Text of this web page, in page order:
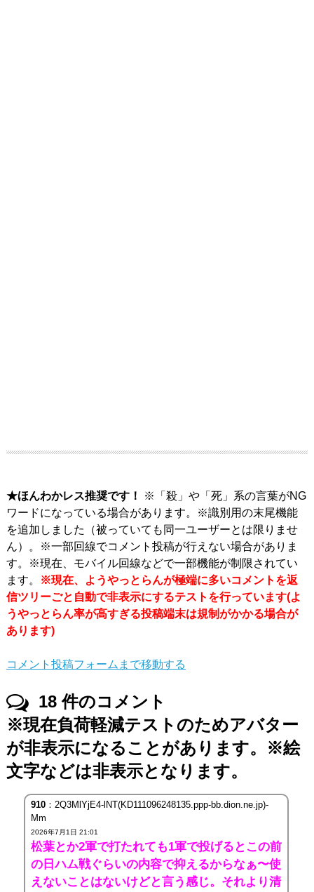
★ほんわかレス推奨です！
※「殺」や「死」系の言葉がNG
ワードになっている場合があります。※識別用の末尾機能
を追加しました（被っていても同一ユーザーとは限りませ
ん）。※一部回線でコメント投稿が行えない場合がありま
す。※現在、モバイル回線などで一部機能が制限されてい
ます。
※現在、ようやっとらんが極端に多いコメントを返
信ツリーごと自動で非表示にするテストを行っています(よ
うやっとらん率が高すぎる投稿端末は規制がかかる場合が
あります)
コメント投稿フォームまで移動する
18件のコメント
※現在負荷軽減テストのためアバター
が非表示になることがあります。※絵
文字などは非表示となります。
910：2Q3MlYjE4-lNT(KD111096248135.ppp-bb.dion.ne.jp)-
Mm
2026年7月1日 21:01
松葉とか2軍で打たれても1軍で投げるとこの前
の日ハム戦ぐらいの内容で抑えるからなぁ〜使
えないことはないけどと言う感じ。それより清